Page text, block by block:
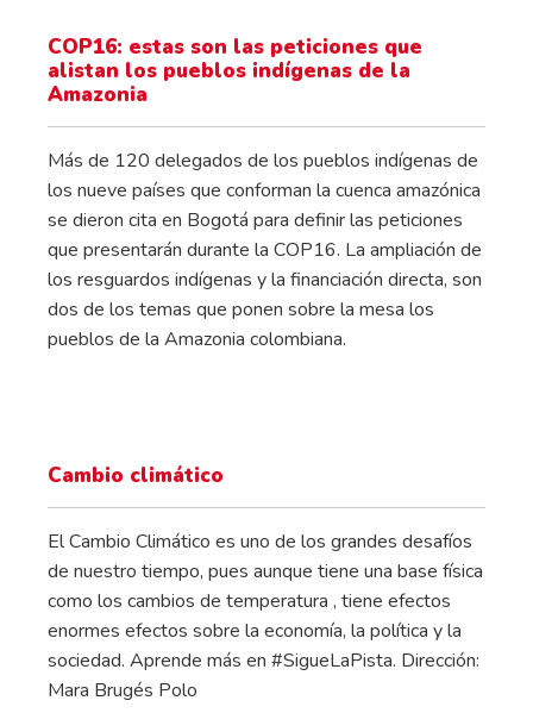
COP16: estas son las peticiones que
alistan los pueblos indígenas de la
Amazonia
Más de 120 delegados de los pueblos indígenas de
los nueve países que conforman la cuenca amazónica
se dieron cita en Bogotá para definir las peticiones
que presentarán durante la COP16. La ampliación de
los resguardos indígenas y la financiación directa, son
dos de los temas que ponen sobre la mesa los
pueblos de la Amazonia colombiana.
Cambio climático
El Cambio Climático es uno de los grandes desafíos
de nuestro tiempo, pues aunque tiene una base física
como los cambios de temperatura , tiene efectos
enormes efectos sobre la economía, la política y la
sociedad. Aprende más en #SigueLaPista. Dirección:
Mara Brugés Polo